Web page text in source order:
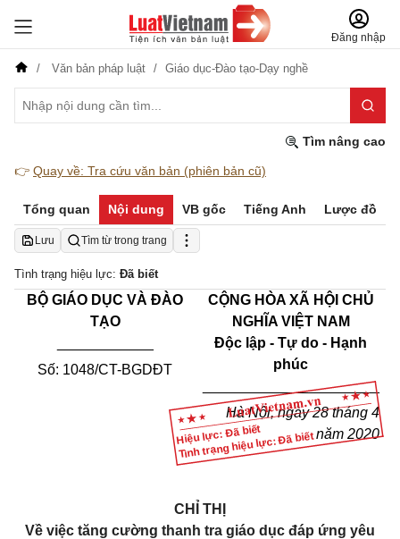
Đăng nhập
Văn bản pháp luật Giáo dục-Đào tạo-Dạy nghề
Tìm nâng cao
👉 Quay về: Tra cứu văn bản (phiên bản cũ)
Tổng quan Nội dung VB gốc Tiếng Anh Lược đồ
Lưu Tìm từ trong trang
Tình trạng hiệu lực: Đã biết
Hiệu lực: Đã biết
Tình trạng hiệu lực: Đã biết
BỘ GIÁO DỤC VÀ ĐÀO
TẠO
Số: 1048/CT-BGDĐT
CỘNG HÒA XÃ HỘI CHỦ
NGHĨA VIỆT NAM
Độc lập - Tự do - Hạnh
phúc
______________________
Hà Nội, ngày28tháng 4
năm 2020
CHỈ THỊ
Về việc tăng cường thanh tra giáo dục đáp ứng yêu